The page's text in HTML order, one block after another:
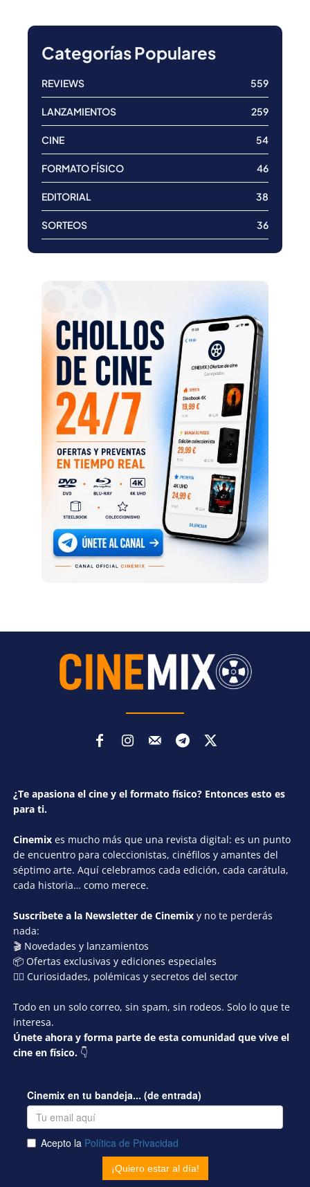
Categorías Populares
REVIEWS 559
LANZAMIENTOS 259
CINE 54
FORMATO FÍSICO 46
EDITORIAL 38
SORTEOS 36
¿Te apasiona el cine y el formato físico? Entonces esto es
para ti.
Cinemix es mucho más que una revista digital: es un punto
de encuentro para coleccionistas, cinéfilos y amantes del
séptimo arte. Aquí celebramos cada edición, cada carátula,
cada historia… como merece.
Suscríbete a la Newsletter de Cinemix y no te perderás
nada:
🎬 Novedades y lanzamientos
📦 Ofertas exclusivas y ediciones especiales
🕵️‍♂️ Curiosidades, polémicas y secretos del sector
Todo en un solo correo, sin spam, sin rodeos. Solo lo que te
interesa.
Únete ahora y forma parte de esta comunidad que vive el
cine en físico. 👇